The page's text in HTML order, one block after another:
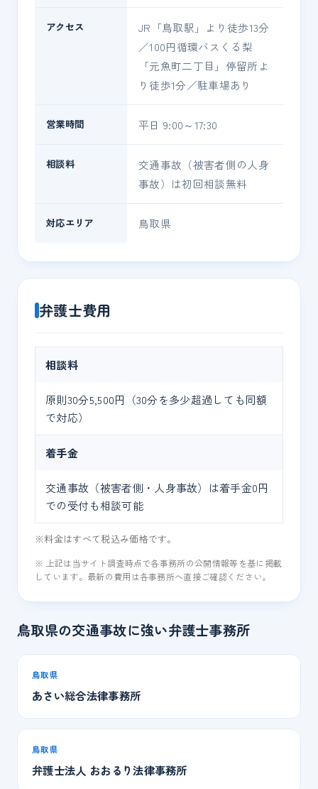
アクセス
JR「鳥取駅」より徒歩13分
／100円循環バスくる梨
「元魚町二丁目」停留所よ
り徒歩1分／駐車場あり
営業時間 平日 9:00～17:30
相談料
交通事故（被害者側の人身
事故）は初回相談無料
対応エリア 鳥取県
弁護士費用
相談料
原則30分5,500円（30分を多少超過しても同額
で対応）
着手金
交通事故（被害者側・人身事故）は着手金0円
での受付も相談可能
※料金はすべて税込み価格です。
※ 上記は当サイト調査時点で各事務所の公開情報等を基に掲載
しています。最新の費用は各事務所へ直接ご確認ください。
鳥取県の交通事故に強い弁護士事務所
鳥取県
あさい総合法律事務所
鳥取県
弁護士法人 おおるり法律事務所